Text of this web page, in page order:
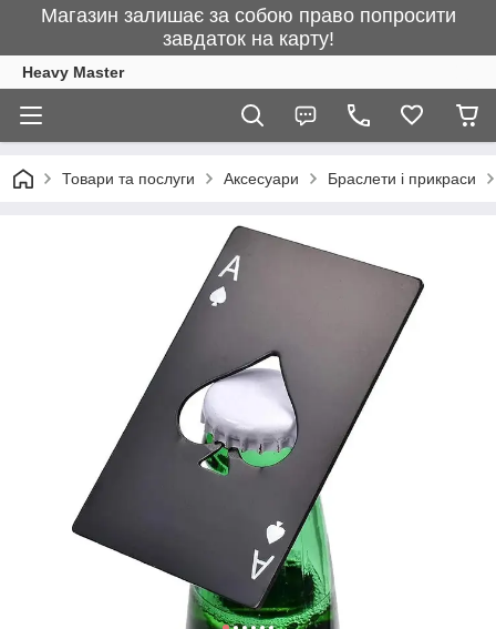
Магазин залишає за собою право попросити
завдаток на карту!
Heavy Master
Товари та послуги Аксесуари Браслети і прикраси